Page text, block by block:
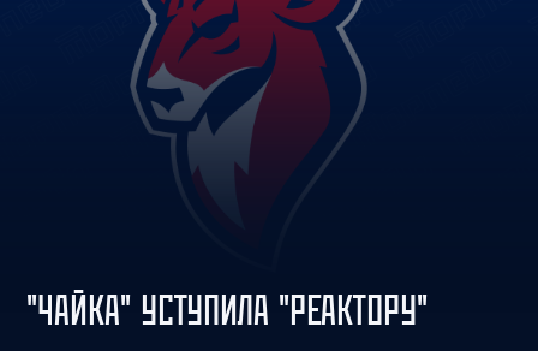
"ЧАЙКА" УСТУПИЛА "РЕАКТОРУ"